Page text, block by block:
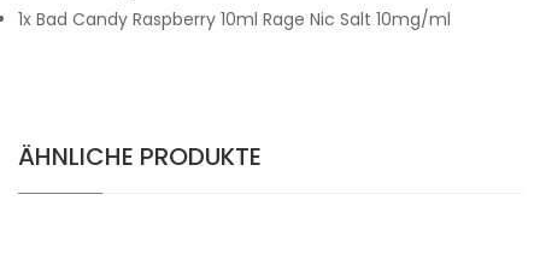
1x Bad Candy Raspberry 10ml Rage Nic Salt 10mg/ml
ÄHNLICHE PRODUKTE